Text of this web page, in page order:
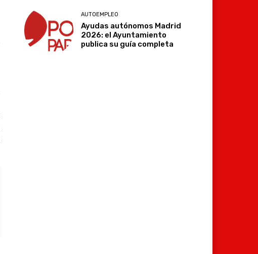
AUTOEMPLEO
Ayudas autónomos Madrid
2026: el Ayuntamiento
publica su guía completa